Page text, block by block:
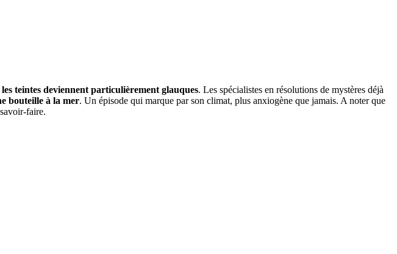
teintes deviennent particulièrement glauques. Les spécialistes en résolutions de mystères déjà
bouteille à la mer. Un épisode qui marque par son climat, plus anxiogène que jamais. A noter que
faire.